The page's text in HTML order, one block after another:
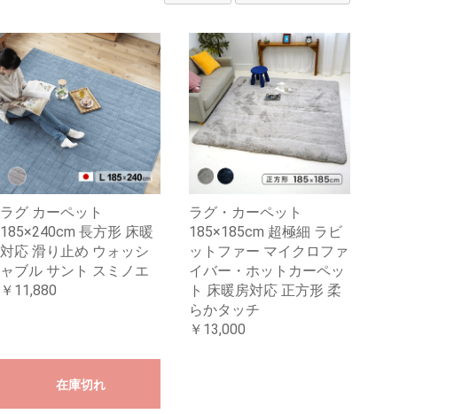
ラグ カーペット
185×240cm 長方形 床暖
対応 滑り止め ウォッシ
ャブル サント スミノエ
￥11,880
在庫切れ
ラグ・カーペット
185×185cm 超極細 ラビ
ットファー マイクロファ
イバー・ホットカーペッ
ト 床暖房対応 正方形 柔
らかタッチ
￥13,000